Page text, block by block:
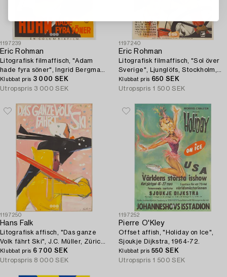
1197239
Eric Rohman
Litografisk filmaffisch, "Adam
hade fyra söner", Ingrid Bergman,
J. Olséns Litografiska Anstalt,
1941.
Klubbat pris 3 000 SEK
Utropspris 3 000 SEK
1197240
Eric Rohman
Litografisk filmaffisch, "Sol över
Sverige", Ljunglöfs, Stockholm,
1938.
Klubbat pris 650 SEK
Utropspris 1 500 SEK
1197250
Hans Falk
Litografisk affisch, "Das ganze
Volk fährt Ski", J.C. Müller, Zürich,
Schweiz, 1943.
Klubbat pris 6 700 SEK
Utropspris 8 000 SEK
1197252
Pierre O'Kley
Offset affish, "Holiday on Ice",
Sjoukje Dijkstra, 1964-72.
Klubbat pris 550 SEK
Utropspris 1 500 SEK